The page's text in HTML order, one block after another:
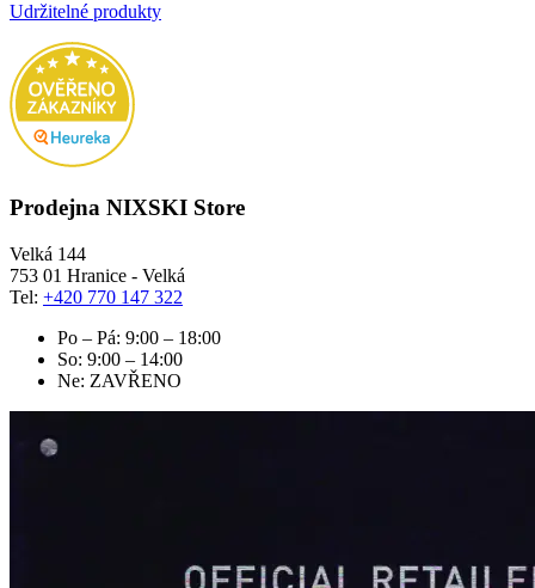
Udržitelné produkty
Prodejna NIXSKI Store
Velká 144
753 01 Hranice - Velká
Tel: +420 770 147 322
Po – Pá: 9:00 – 18:00
So: 9:00 – 14:00
Ne: ZAVŘENO